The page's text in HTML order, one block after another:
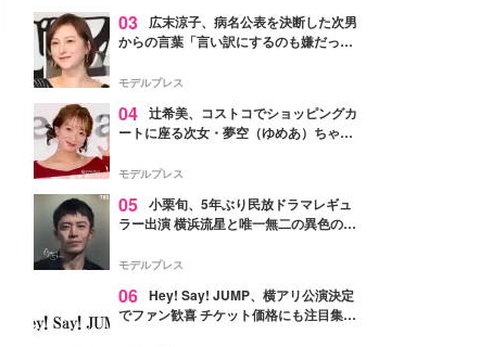
03
広末涼子、病名公表を決断した次男
からの言葉「言い訳にするのも嫌だっ
モデルプレス
04 辻希美、コストコでショッピングカ
ートに座る次女・夢空（ゆめあ）ちゃん
ぎ」「成長を感じる」の声
モデルプレス
05 小栗旬、5年ぶり民放ドラマレギュ
ラー出演 横浜流星と唯一無二の異色のバ
モデルプレス
06 Hey! Say! JUMP、横アリ公演決定
でファン歓喜 チケット価格にも注目集ま